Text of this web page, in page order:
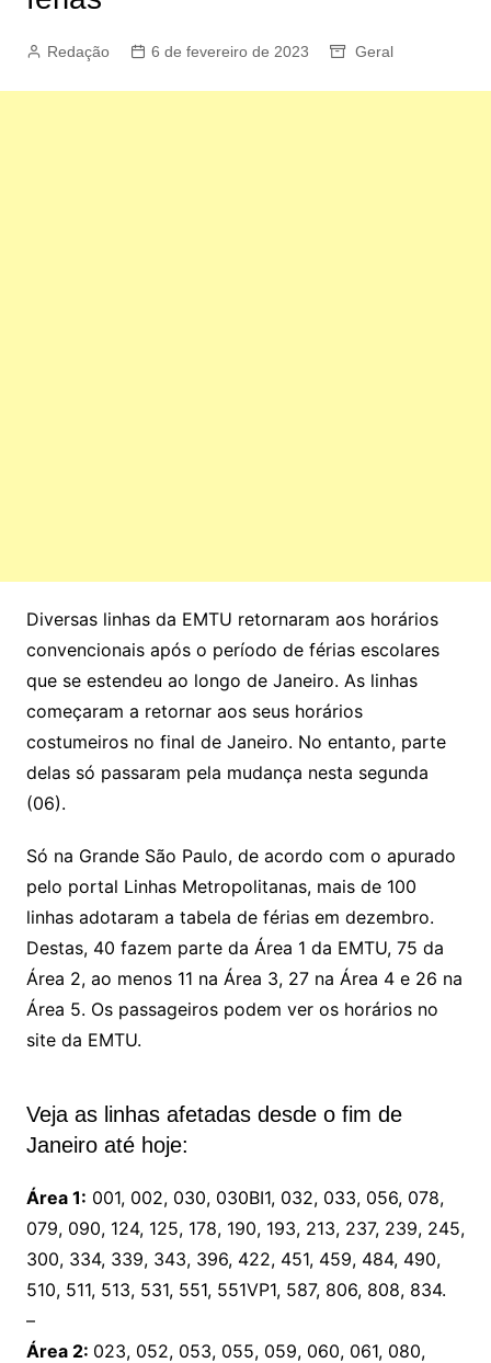
Redação 6 de fevereiro de 2023 Geral
Diversas linhas da EMTU retornaram aos horários
convencionais após o período de férias escolares
que se estendeu ao longo de Janeiro. As linhas
começaram a retornar aos seus horários
costumeiros no final de Janeiro. No entanto, parte
delas só passaram pela mudança nesta segunda
(06).
Só na Grande São Paulo, de acordo com o apurado
pelo portal Linhas Metropolitanas, mais de 100
linhas adotaram a tabela de férias em dezembro.
Destas, 40 fazem parte da Área 1 da EMTU, 75 da
Área 2, ao menos 11 na Área 3, 27 na Área 4 e 26 na
Área 5. Os passageiros podem ver os horários no
site da EMTU.
Veja as linhas afetadas desde o fim de
Janeiro até hoje:
Área 1: 001, 002, 030, 030BI1, 032, 033, 056, 078,
079, 090, 124, 125, 178, 190, 193, 213, 237, 239, 245,
300, 334, 339, 343, 396, 422, 451, 459, 484, 490,
510, 511, 513, 531, 551, 551VP1, 587, 806, 808, 834.
–
Área 2: 023, 052, 053, 055, 059, 060, 061, 080,